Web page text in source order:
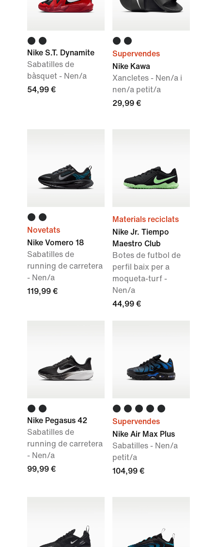
Nike S.T. Dynamite
Sabatilles de
bàsquet - Nen/a
54,99 €
Supervendes
Nike Kawa
Xancletes - Nen/a i
nen/a petit/a
29,99 €
Novetats
Nike Vomero 18
Sabatilles de
running de carretera
- Nen/a
119,99 €
Materials reciclats
Nike Jr. Tiempo
Maestro Club
Botes de futbol de
perfil baix per a
moqueta-turf -
Nen/a
44,99 €
Nike Pegasus 42
Sabatilles de
running de carretera
- Nen/a
99,99 €
Supervendes
Nike Air Max Plus
Sabatilles - Nen/a
petit/a
104,99 €